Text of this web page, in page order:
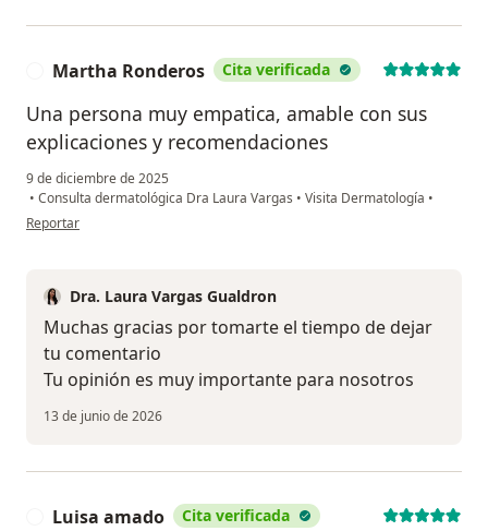
Martha Ronderos Cita verificada
Una persona muy empatica, amable con sus
explicaciones y recomendaciones
9 de diciembre de 2025
• Consulta dermatológica Dra Laura Vargas • Visita Dermatología •
en opinión del usuario Martha Ronderos
Reportar
Dra. Laura Vargas Gualdron
Muchas gracias por tomarte el tiempo de dejar
tu comentario
Tu opinión es muy importante para nosotros
13 de junio de 2026
Luisa amado Cita verificada